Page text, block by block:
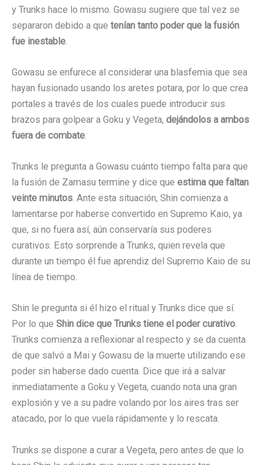
y Trunks hace lo mismo. Gowasu sugiere que tal vez se
separaron debido a que tenían tanto poder que la fusión
fue inestable
Gowasu se enfurece al considerar una blasfemia que sea
hayan fusionado usando los aretes potara, por lo que crea
portales a través de los cuales puede introducir sus
brazos para golpear a Goku y Vegeta, dejándolos a ambos
fuera de combate.
Trunks le pregunta a Gowasu cuánto tiempo falta para que
la fusión de Zamasu termine y dice que estima que faltan
veinte minutos. Ante esta situación, Shin comienza a
lamentarse por haberse convertido en Supremo Kaio, ya
que, si no fuera así, aún conservaría sus poderes
curativos. Esto sorprende a Trunks, quien revela que
durante un tiempo él fue aprendiz del Supremo Kaio de su
línea de tiempo.
Shin le pregunta si él hizo el ritual y Trunks dice que sí.
Por lo que Shin dice que Trunks tiene el poder curativo.
Trunks comienza a reflexionar al respecto y se da cuenta
de que salvó a Mai y Gowasu de la muerte utilizando ese
poder sin haberse dado cuenta. Dice que irá a salvar
inmediatamente a Goku y Vegeta, cuando nota una gran
explosión y ve a su padre volando por los aires tras ser
atacado, por lo que vuela rápidamente y lo rescata.
Trunks se dispone a curar a Vegeta, pero antes de que lo